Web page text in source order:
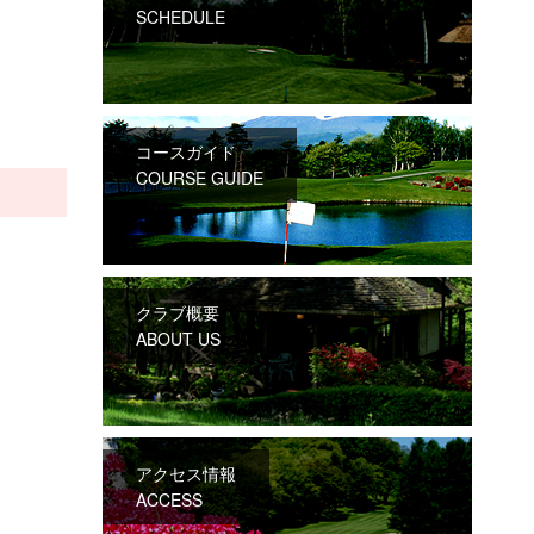
SCHEDULE
コースガイド
COURSE GUIDE
クラブ概要
ABOUT US
アクセス情報
ACCESS